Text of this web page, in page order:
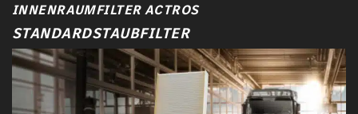
INNENRAUMFILTER ACTROS
STANDARDSTAUBFILTER